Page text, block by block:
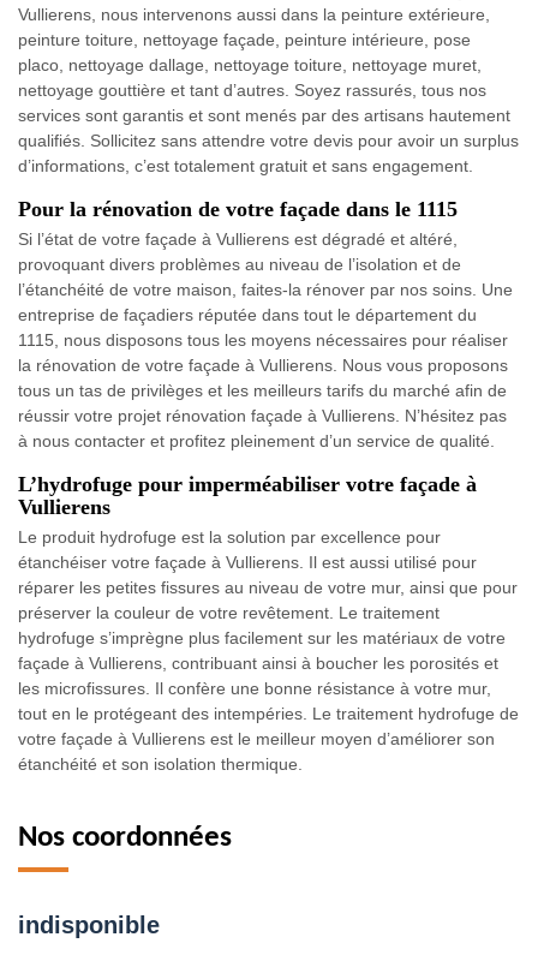
Vullierens, nous intervenons aussi dans la peinture extérieure,
peinture toiture, nettoyage façade, peinture intérieure, pose
placo, nettoyage dallage, nettoyage toiture, nettoyage muret,
nettoyage gouttière et tant d’autres. Soyez rassurés, tous nos
services sont garantis et sont menés par des artisans hautement
qualifiés. Sollicitez sans attendre votre devis pour avoir un surplus
d’informations, c’est totalement gratuit et sans engagement.
Pour la rénovation de votre façade dans le 1115
Si l’état de votre façade à Vullierens est dégradé et altéré,
provoquant divers problèmes au niveau de l’isolation et de
l’étanchéité de votre maison, faites-la rénover par nos soins. Une
entreprise de façadiers réputée dans tout le département du
1115, nous disposons tous les moyens nécessaires pour réaliser
la rénovation de votre façade à Vullierens. Nous vous proposons
tous un tas de privilèges et les meilleurs tarifs du marché afin de
réussir votre projet rénovation façade à Vullierens. N’hésitez pas
à nous contacter et profitez pleinement d’un service de qualité.
L’hydrofuge pour imperméabiliser votre façade à
Vullierens
Le produit hydrofuge est la solution par excellence pour
étanchéiser votre façade à Vullierens. Il est aussi utilisé pour
réparer les petites fissures au niveau de votre mur, ainsi que pour
préserver la couleur de votre revêtement. Le traitement
hydrofuge s’imprègne plus facilement sur les matériaux de votre
façade à Vullierens, contribuant ainsi à boucher les porosités et
les microfissures. Il confère une bonne résistance à votre mur,
tout en le protégeant des intempéries. Le traitement hydrofuge de
votre façade à Vullierens est le meilleur moyen d’améliorer son
étanchéité et son isolation thermique.
Nos coordonnées
indisponible